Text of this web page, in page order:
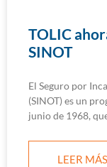
TOLIC
SINOT
El Seguro por
(SINOT) es un
junio de 1968,
LEER